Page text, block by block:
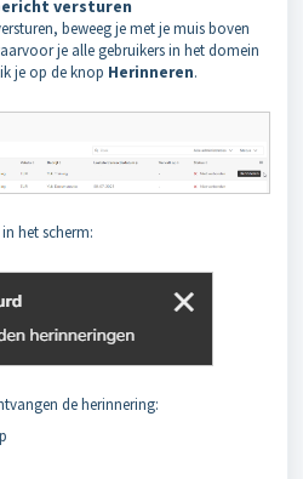
versturen
beweeg je met je muis boven
je alle gebruikers in het domein
je op de knop Herinneren.
het scherm:
de herinnering: